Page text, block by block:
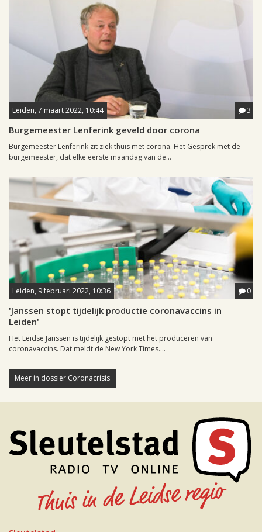
Leiden, 7 maart 2022, 10:44 3
Burgemeester Lenferink geveld door corona
Burgemeester Lenferink zit ziek thuis met corona. Het Gesprek met de
burgemeester, dat elke eerste maandag van de...
Leiden, 9 februari 2022, 10:36 0
'Janssen stopt tijdelijk productie coronavaccins in
Leiden'
Het Leidse Janssen is tijdelijk gestopt met het produceren van
coronavaccins. Dat meldt de New York Times....
Meer in dossier Coronacrisis